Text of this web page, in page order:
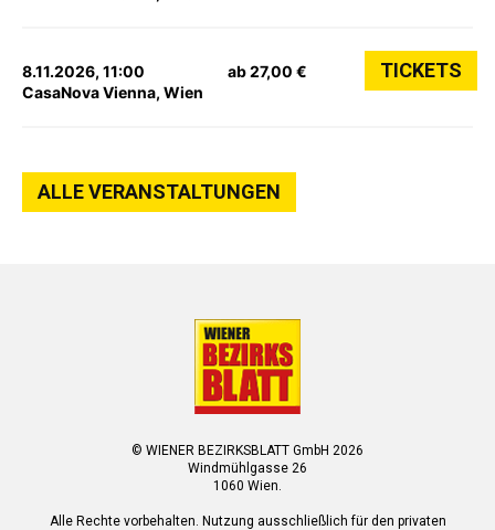
8.11.2026, 11:00
CasaNova Vienna, Wien
ab 27,00 € TICKETS
ALLE VERANSTALTUNGEN
© WIENER BEZIRKSBLATT GmbH 2026
Windmühlgasse 26
1060 Wien.
Alle Rechte vorbehalten. Nutzung ausschließlich für den privaten